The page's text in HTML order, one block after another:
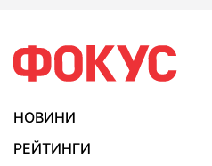
НОВИНИ
РЕЙТИНГИ